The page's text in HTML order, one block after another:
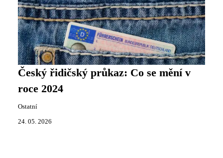
Český řidičský průkaz: Co se mění v
roce 2024
Ostatní
24. 05. 2026